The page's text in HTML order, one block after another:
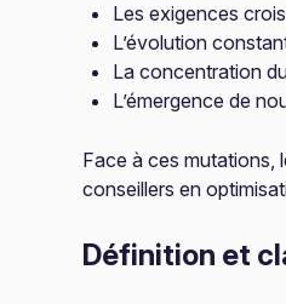
Les exigences
L’évolution
La concentration
L’émergence de
Face à ces mutations,
conseillers en
Définition et